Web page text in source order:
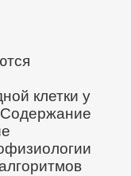
клетки у